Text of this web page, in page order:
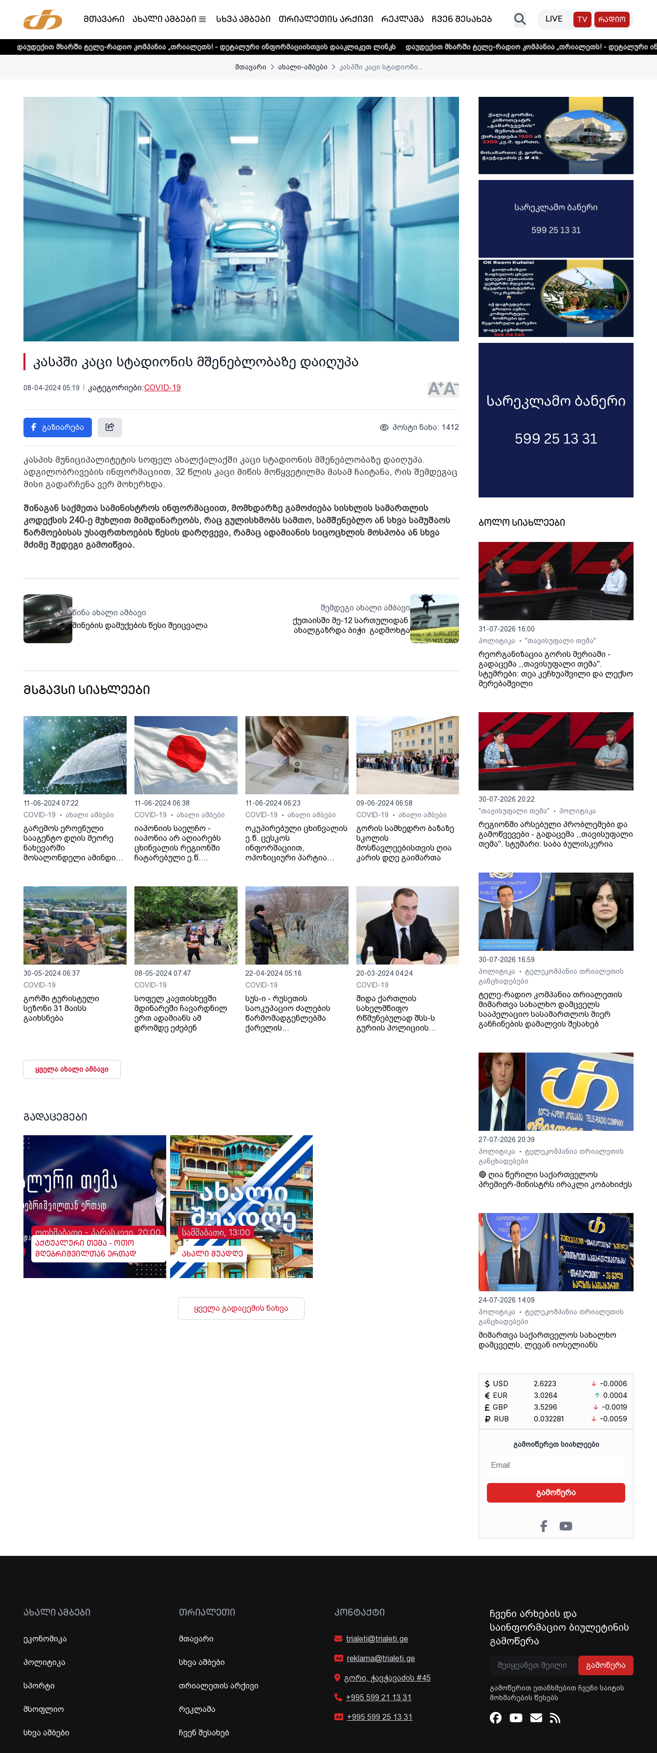
მთავარი ახალი ამბები სხვა ამბები თრიალეთის არქივი რეკლამა ჩვენ შესახებ LIVE TV რადიო
ტელე-რადიო კომპანია „თრიალეთს! - დეტალური ინფორმაციისთვის დააკლიკეთ ლინკს დაუდექით მხარში ტელე-რადიო კომპანია „თრიალეთს! - დეტალური ინფორმაციისთვის
მთავარი ახალი-ამბები კასპში კაცი სტადიონი...
კასპში კაცი სტადიონის მშენებლობაზე დაიღუპა
08-04-2024 05:19 კატეგორიები:COVID-19
გაზიარება პოსტი ნახა: 1412
კასპის მუნიციპალიტეტის სოფელ ახალქალაქში კაცი სტადიონის მშენებლობაზე დაიღუპა.
ადგილობრივების ინფორმაციით, 32 წლის კაცი მიწის მოწყვეტილმა მასამ ჩაიტანა, რის შემდეგაც
მისი გადარჩენა ვერ მოხერხდა.
შინაგან საქმეთა სამინისტროს ინფორმაციით, მომხდარზე გამოძიება სისხლის სამართლის
კოდექსის 240-ე მუხლით მიმდინარეობს, რაც გულისხმობს სამთო, სამშენებლო ან სხვა სამუშაოს
წარმოებისას უსაფრთხოების წესის დარღვევა, რამაც ადამიანის სიცოცხლის მოსპობა ან სხვა
მძიმე შედეგი გამოიწვია.
წინა ახალი ამბავი
მინების დამუქების წესი შეიცვალა
შემდეგი ახალი ამბავი
ქუთაისში მე-12 სართულიდან
ახალგაზრდა ბიჭი გადმოხტა
მსგავსი სიახლეები
11-06-2024 07:22
COVID-19
• ახალი ამბები
გარემოს ეროვნული
სააგენტო დღის მეორე
ნახევარში
მოსალონდელი ამინდის
11-06-2024 06:38
COVID-19
• ახალი ამბები
იაპონიის საელჩო -
იაპონია არ აღიარებს
ცხინვალის რეგიონში
ჩატარებული ე.წ.
ლეგიტიმურობას
11-06-2024 06:23
COVID-19
• ახალი ამბები
ოკუპირებული ცხინვალის
ე.წ. ცესკოს
ინფორმაციით,
ოპოზიციური პარტია
გაგლოევის პარტია
„ნიხასს“
09-06-2024 06:58
COVID-19
• ახალი ამბები
გორის სამხედრო ბაზაზე
სკოლის
მოსწავლეებისთვის ღია
კარის დღე გაიმართა
30-05-2024 06:37
COVID-19
გორში ტურისტული
სეზონი 31 მაისს
გაიხსნება
08-05-2024 07:47
COVID-19
სოფელ კავთისხევში
მდინარეში ჩავარდნილ
ერთ ადამიანს ამ
დრომდე ეძებენ
22-04-2024 05:16
COVID-19
სუს-ი - რუსეთის
საოკუპაციო ძალების
წარმომადგენლებმა
ქარელის
20-03-2024 04:24
COVID-19
შიდა ქართლის
სახელმწიფო
რწმუნებულად შსს-ს
გურიის პოლიციის
ყველა ახალი ამბავი
გადაცემები
ოთხშაბათი - პარასკევი, 20:00
აქტუალური თემა - ოთო
მღებრიშვილთან ერთად
სამშაბათი, 13:00
ახალი შუადღე
ყველა გადაცემის ნახვა
ბოლო სიახლეები
31-07-2026 16:00
პოლიტიკა
• "თავისუფალი თემა"
რეორგანიზაცია გორის მერიაში -
გადაცემა ,,თავისუფალი თემა".
სტუმრები: თეა კეჩხუაშვილი და ლექსო
მერებაშვილი
30-07-2026 20:22
"თავისუფალი თემა"
• პოლიტიკა
რეგიონში არსებული პრობლემები და
გამოწვევები - გადაცემა ,,თავისუფალი
თემა". სტუმარი: საბა ბულისკერია
30-07-2026 16:59
პოლიტიკა
•
ტელეკომპანია თრიალეთის
განცხადებები
ტელე-რადიო კომპანია თრიალეთის
მიმართვა სახალხო დამცველს
სააპელაციო სასამართლოს მიერ
განჩინების დამალვის შესახებ
27-07-2026 20:39
პოლიტიკა
•
ტელეკომპანია თრიალეთის
განცხადებები
🔴 ღია წერილი საქართველოს
პრემიერ-მინისტრს ირაკლი კობახიძეს
24-07-2026 14:09
პოლიტიკა
•
ტელეკომპანია თრიალეთის
განცხადებები
მიმართვა საქართველოს სახალხო
დამცველს, ლევან იოსელიანს
USD
EUR
GBP
RUB
2.6223
3.0264
3.5296
0.032281
-0.0006
0.0004
-0.0019
-0.0059
ᲒᲐᲛᲝᲘᲬᲔᲠᲔᲗ ᲡᲘᲐᲮᲚᲔᲔᲑᲘ
გამოწერა
ᲐᲮᲐᲚᲘ ᲐᲛᲑᲔᲑᲘ
ეკონომიკა
პოლიტიკა
სპორტი
მსოფლიო
სხვა ამბები
ᲗᲠᲘᲐᲚᲔᲗᲘ
მთავარი
სხვა ამბები
თრიალეთის არქივი
რეკლამა
ჩვენ შესახებ
ᲙᲝᲜᲢᲐᲥᲢᲘ
trialeti@trialeti.ge
reklama@trialeti.ge
გორი, ჭავჭავაძის #45
+995 599 21 13 31
+995 599 25 13 31
ჩვენი არხების და
საინფორმაციო ბიულეტინის
გამოწერა
გამოწერა
გამოწერით ეთანხმებით ჩვენი საიტის
მოხმარების წესებს
Facebook
Youtube
Email
RSS